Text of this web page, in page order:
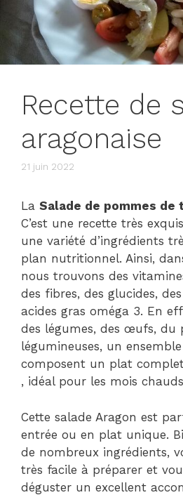
Recette de
aragonaise
21 juin 2022
La Salade de pommes de
C’est une recette très
une variété d’ingrédients
plan nutritionnel. Ainsi,
nous trouvons des
des fibres, des glucides,
acides gras oméga 3. En
des légumes, des œufs, du
légumineuses, un
composent un plat
, idéal pour les mois
Cette salade Aragon est
entrée ou en plat unique.
de nombreux ingrédients,
très facile à préparer et
déguster un excellent